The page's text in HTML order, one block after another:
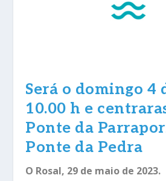
Será o domingo 4
10.00 h e
Ponte da
Ponte da Pedra
O Rosal, 29 de maio de 2023.